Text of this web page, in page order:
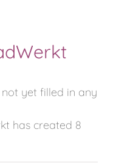
yet filled in any
has created 8